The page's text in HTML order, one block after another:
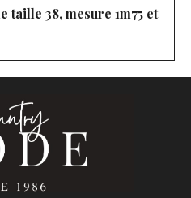
taille 38, mesure 1m75 et